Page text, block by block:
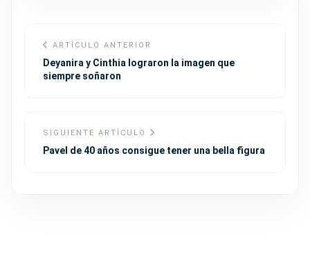
ARTÍCULO ANTERIOR
Deyanira y Cinthia lograron la imagen que
siempre soñaron
SIGUIENTE ARTÍCULO
Pavel de 40 años consigue tener una bella figura